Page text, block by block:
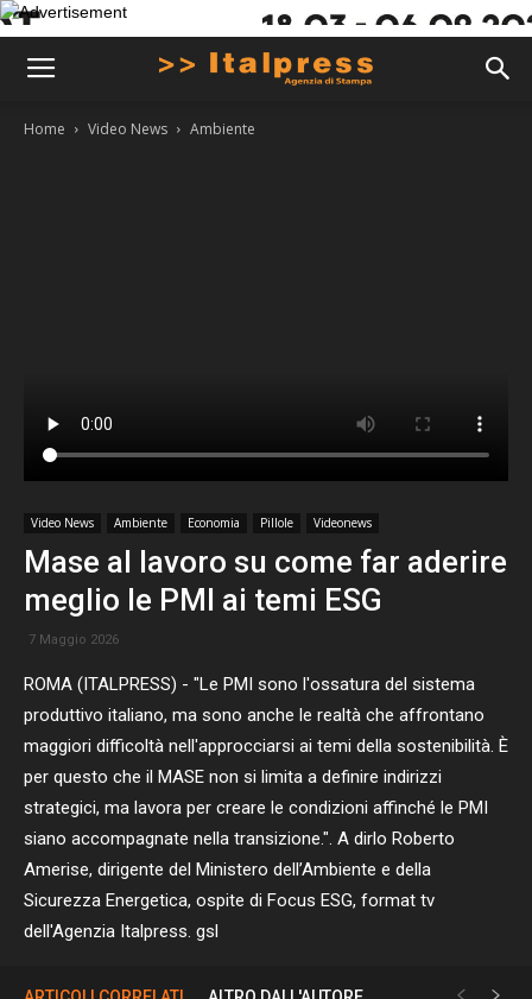
Home Video News Ambiente
Video News Ambiente Economia Pillole Videonews
Mase al lavoro su come far aderire
meglio le PMI ai temi ESG
7 Maggio 2026
ROMA (ITALPRESS) - "Le PMI sono l'ossatura del sistema
produttivo italiano, ma sono anche le realtà che affrontano
maggiori difficoltà nell'approcciarsi ai temi della sostenibilità. È
per questo che il MASE non si limita a definire indirizzi
strategici, ma lavora per creare le condizioni affinché le PMI
siano accompagnate nella transizione.". A dirlo Roberto
Amerise, dirigente del Ministero dell’Ambiente e della
Sicurezza Energetica, ospite di Focus ESG, format tv
dell'Agenzia Italpress. gsl